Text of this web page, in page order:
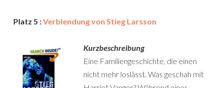
Platz 5 :Verblendung von Stieg Larsson
Kurzbeschreibung
Eine Familiengeschichte, die einen
nicht mehr loslässt. Was geschah mit